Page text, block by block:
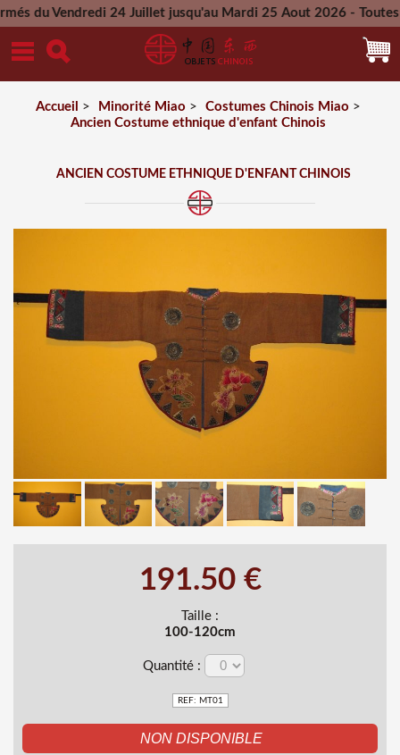
Vendredi 24 Juillet jusqu'au Mardi 25 Aout 2026 - Toutes les
Mercredi 26 Aout 2026
Accueil > Minorité Miao > Costumes Chinois Miao >
Ancien Costume ethnique d'enfant Chinois
ANCIEN COSTUME ETHNIQUE D'ENFANT CHINOIS
191.50 €
Taille :
100-120cm
Quantité :
REF: MT01